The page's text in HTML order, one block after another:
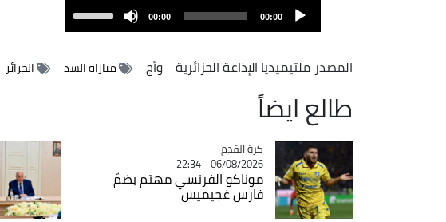
Player
00:00
00:00
keys
decrease
المصدر ملتيميديا الإذاعة الجزائرية وأج مباراة السد الجزائر
طالع ايضاً
Catégorie
كرة القدم
06/08/2026 - 22:34
موناكو الفرنسي مهتم بضمّ
فارس غجيميس